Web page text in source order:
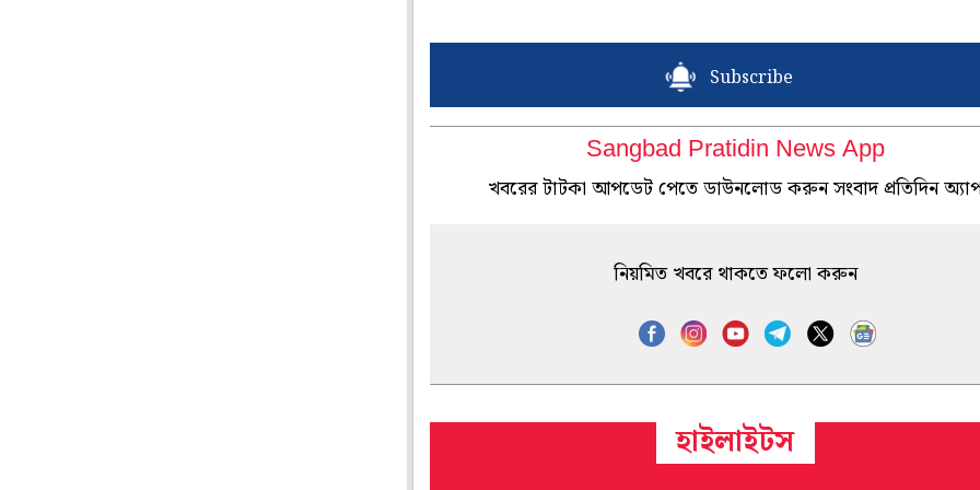
Subscribe
Sangbad Pratidin News App
খবরের টাটকা আপডেট পেতে ডাউনলোড করুন সংবাদ প্রতিদিন
নিয়মিত খবরে থাকতে ফলো করুন
হাইলাইটস